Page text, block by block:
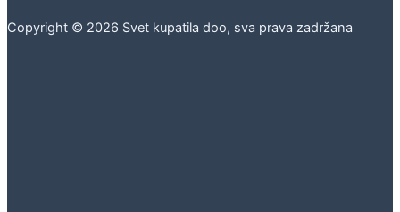
Copyright © 2026 Svet kupatila doo, sva prava zadržana